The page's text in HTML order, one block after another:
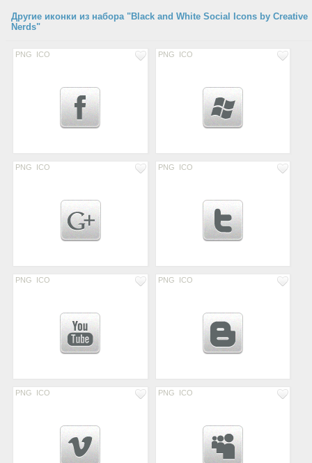
Другие иконки из набора "Black and White Social Icons by Creative
Nerds"
PNG ICO PNG ICO
PNG ICO PNG ICO
PNG ICO PNG ICO
PNG ICO PNG ICO